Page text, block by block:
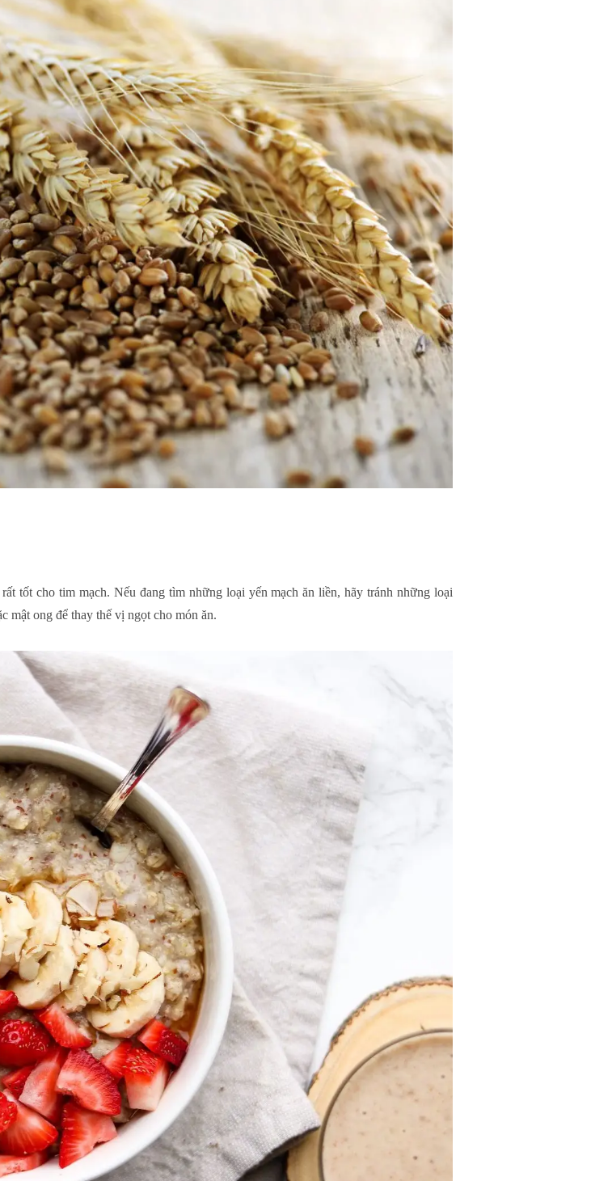
tốt cho tim mạch. Nếu đang tìm những loại yến mạch ăn liền, hãy tránh những loại
mật ong để thay thế vị ngọt cho món ăn.